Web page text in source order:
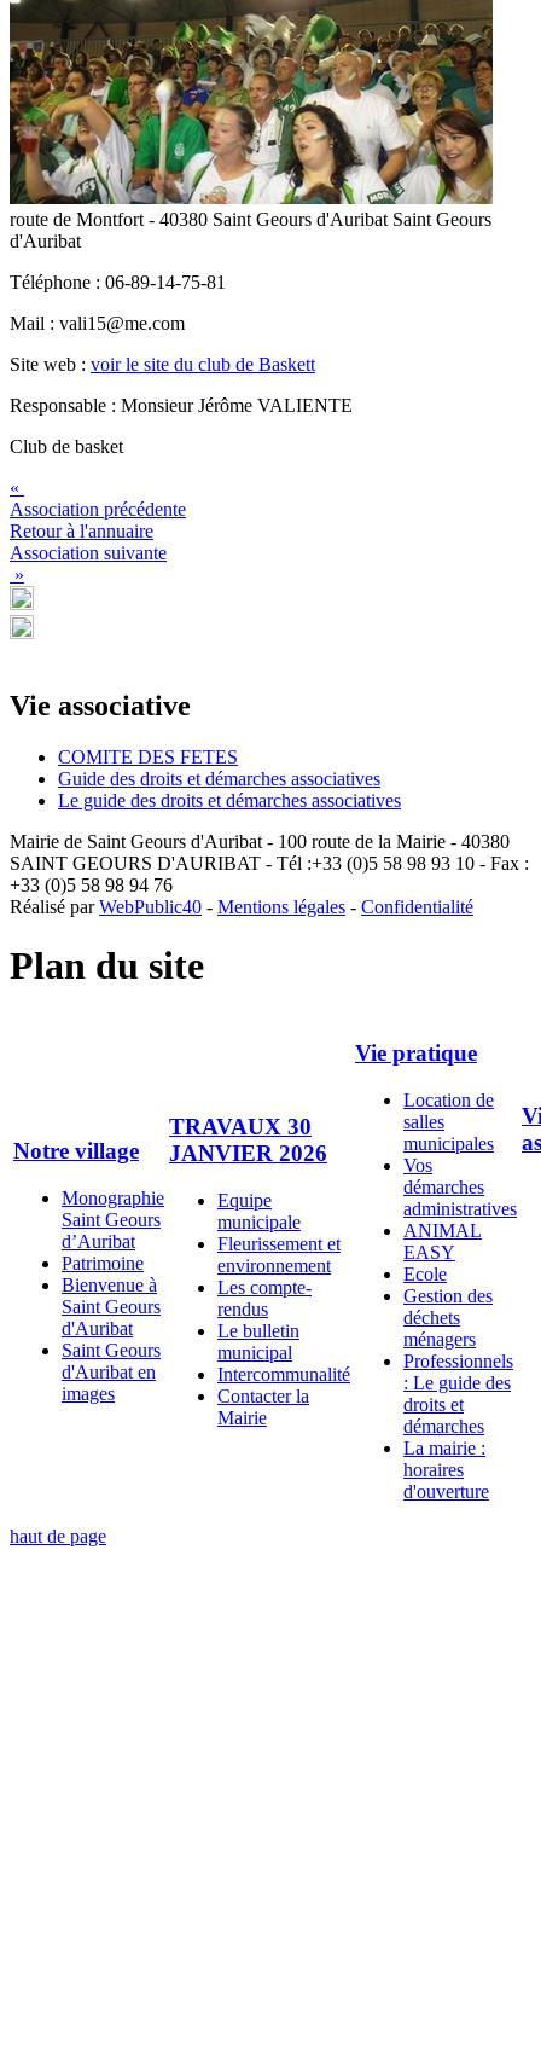
route de Montfort - 40380 Saint Geours d'Auribat Saint Geours
d'Auribat
Téléphone : 06-89-14-75-81
Mail : vali15@me.com
Site web : voir le site du club de Baskett
Responsable : Monsieur Jérôme VALIENTE
Club de basket
«
Association précédente
Retour à l'annuaire
Association suivante
»
Vie associative
COMITE DES FETES
Guide des droits et démarches associatives
Le guide des droits et démarches associatives
Mairie de Saint Geours d'Auribat - 100 route de la Mairie - 40380
SAINT GEOURS D'AURIBAT - Tél :+33 (0)5 58 98 93 10 - Fax :
+33 (0)5 58 98 94 76
Réalisé parWebPublic40 - Mentions légales - Confidentialité
Plan du site
Notre village
Monographie
Saint Geours
d’Auribat
Patrimoine
Bienvenue à
Saint Geours
d'Auribat
Saint Geours
d'Auribat en
images
TRAVAUX 30
JANVIER 2026
Equipe
municipale
Fleurissement et
environnement
Les compte-
rendus
Le bulletin
municipal
Intercommunalité
Contacter la
Mairie
Vie pratique
Location de
salles
municipales
Vos
démarches
administratives
ANIMAL
EASY
Ecole
Gestion des
déchets
ménagers
Professionnels
: Le guide des
droits et
démarches
La mairie :
horaires
d'ouverture
haut de page